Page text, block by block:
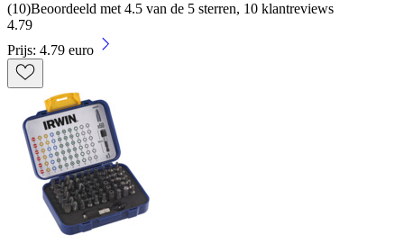
(10)Beoordeeld met 4.5 van de 5 sterren, 10 klantreviews
4.79
Prijs: 4.79 euro